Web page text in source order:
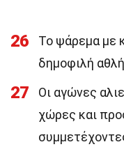
26
Το ψάρεμα με
δημοφιλή
27
Οι αγώνες
χώρες και